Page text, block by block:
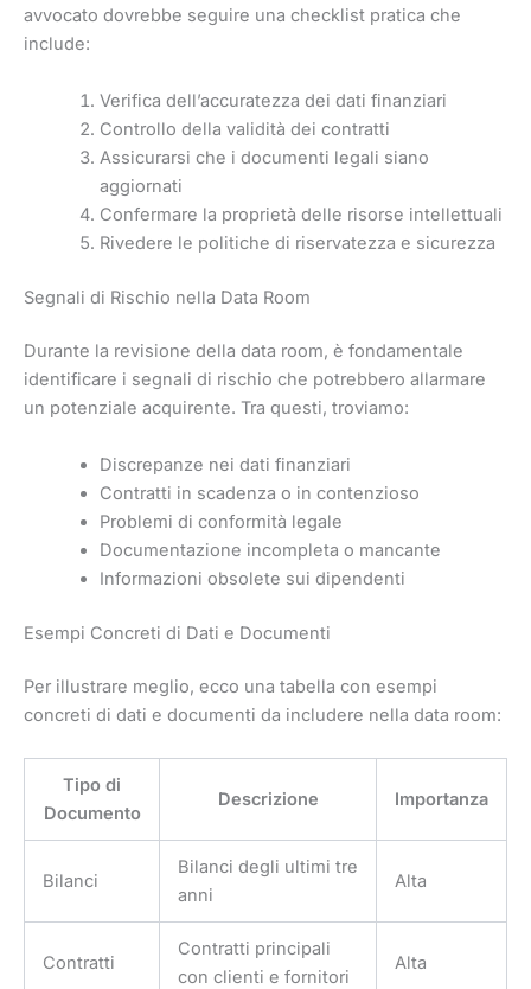
avvocato dovrebbe seguire una checklist pratica che
include:
Verifica dell’accuratezza dei dati finanziari
Controllo della validità dei contratti
Assicurarsi che i documenti legali siano
aggiornati
Confermare la proprietà delle risorse intellettuali
Rivedere le politiche di riservatezza e sicurezza
Segnali di Rischio nella Data Room
Durante la revisione della data room, è fondamentale
identificare i segnali di rischio che potrebbero allarmare
un potenziale acquirente. Tra questi, troviamo:
Discrepanze nei dati finanziari
Contratti in scadenza o in contenzioso
Problemi di conformità legale
Documentazione incompleta o mancante
Informazioni obsolete sui dipendenti
Esempi Concreti di Dati e Documenti
Per illustrare meglio, ecco una tabella con esempi
concreti di dati e documenti da includere nella data room:
Tipo di
Documento
Descrizione Importanza
Bilanci
Bilanci degli ultimi tre
anni
Alta
Contratti
Contratti principali
con clienti e fornitori
Alta